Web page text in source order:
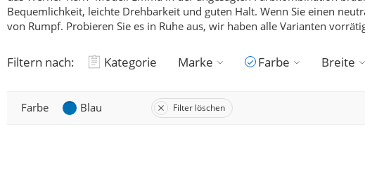
Bequemlichkeit, leichte Drehbarkeit und guten Halt. Wenn Sie einen
von Rumpf. Probieren Sie es in Ruhe aus, wir haben alle Varianten
Filtern nach: Kategorie Marke Farbe Breite
Farbe Blau Filter löschen